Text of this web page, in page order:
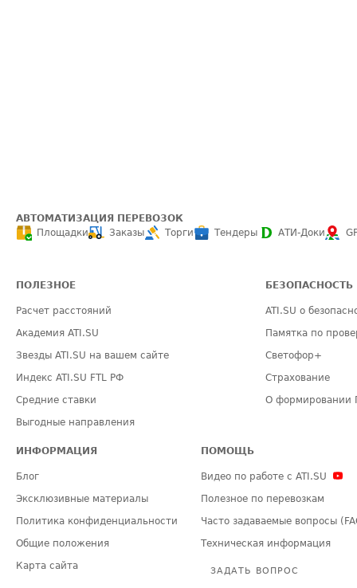
АВТОМАТИЗАЦИЯ ПЕРЕВОЗОК
Площадки
Заказы Торги Тендеры АТИ-Доки
ПОЛЕЗНОЕ
Расчет расстояний
Академия ATI.SU
Звезды ATI.SU на вашем сайте
Индекс ATI.SU FTL РФ
Средние ставки
Выгодные направления
БЕЗОПАСНОСТЬ
ATI.SU о
Памятка по
Светофор+
Страхование
О формировании
ИНФОРМАЦИЯ
Блог
Эксклюзивные материалы
Политика конфиденциальности
Общие положения
Карта сайта
ПОМОЩЬ
Видео по работе с ATI.SU
Полезное по перевозкам
Часто задаваемые вопросы
Техническая информация
ЗАДАТЬ ВОПРОС